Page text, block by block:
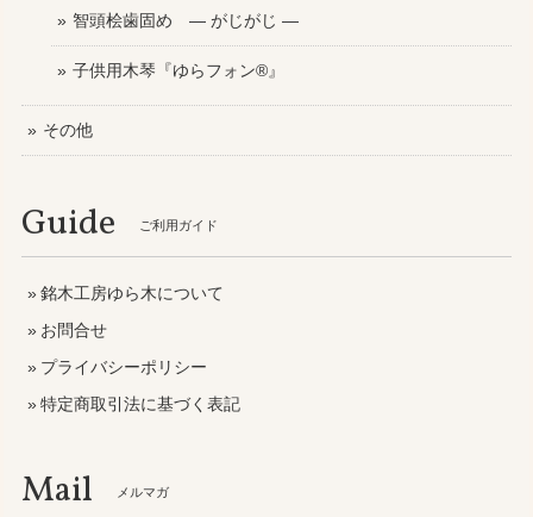
智頭桧歯固め ― がじがじ ―
子供用木琴『ゆらフォン®』
その他
Guide ご利用ガイド
銘木工房ゆら木について
お問合せ
プライバシーポリシー
特定商取引法に基づく表記
Mail メルマガ